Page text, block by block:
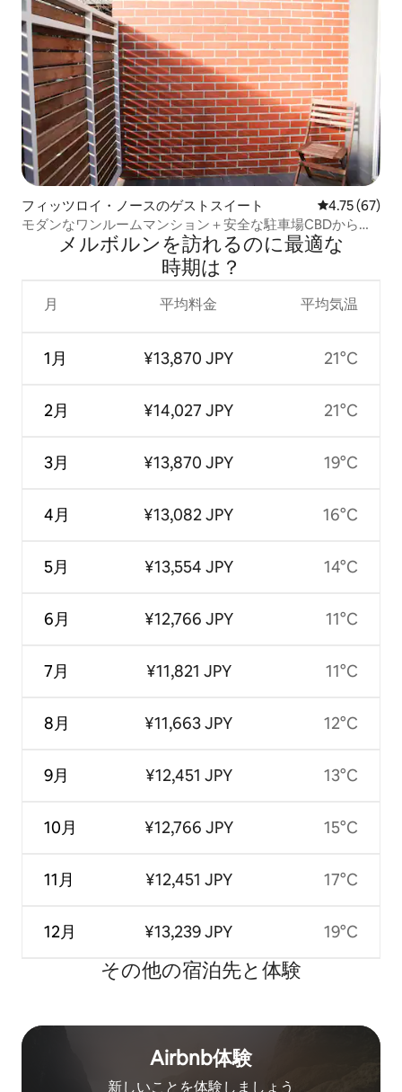
フィッツロイ・ノースのゲストスイート レビュー67
4.75 (67)
モダンなワンルームマンション＋安全な駐車場CBDから
メルボルンを訪⁠れ⁠るの⁠に最⁠適⁠な
時⁠期⁠は⁠？
月
1月
2月
3月
4月
5月
6月
7月
8月
9月
10月
11月
12月
平均料金
¥13,870 JPY
¥14,027 JPY
¥13,870 JPY
¥13,082 JPY
¥13,554 JPY
¥12,766 JPY
¥11,821 JPY
¥11,663 JPY
¥12,451 JPY
¥12,766 JPY
¥12,451 JPY
¥13,239 JPY
平均気温
21°C
21°C
19°C
16°C
14°C
11°C
11°C
12°C
13°C
15°C
17°C
19°C
その他の宿⁠泊⁠先と体⁠験
Airbnb体験
新しいことを体験しましょう